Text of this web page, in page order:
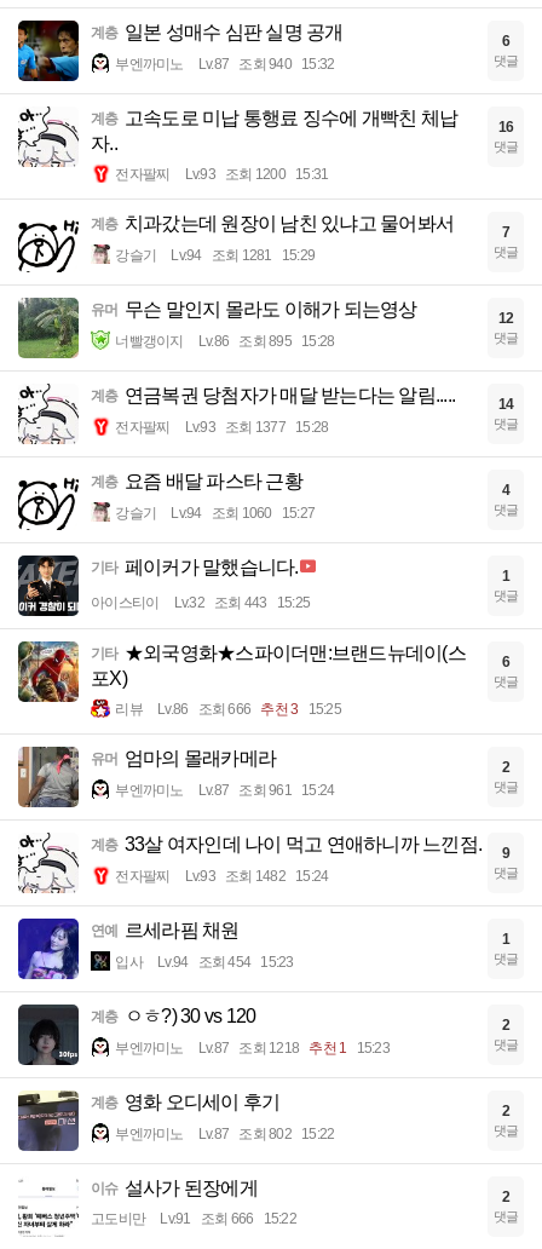
계층 일본 성매수 심판 실명 공개
부엔까미노 Lv.87 조회 940 15:32
6
댓글
계층 고속도로 미납 통행료 징수에 개빡친 체납
자..
전자팔찌 Lv.93 조회 1200 15:31
16
댓글
계층 치과갔는데 원장이 남친 있냐고 물어봐서
강슬기 Lv.94 조회 1281 15:29
7
댓글
유머 무슨 말인지 몰라도 이해가 되는영상
너빨갱이지 Lv.86 조회 895 15:28
12
댓글
계층 연금복권 당첨자가 매달 받는다는 알림.....
전자팔찌 Lv.93 조회 1377 15:28
14
댓글
계층 요즘 배달 파스타 근황
강슬기 Lv.94 조회 1060 15:27
4
댓글
기타 페이커가 말했습니다.
아이스티이 Lv.32 조회 443 15:25
1
댓글
기타 ★외국영화★스파이더맨:브랜드뉴데이(스
포X)
리뷰 Lv.86 조회 666 추천 3 15:25
6
댓글
유머 엄마의 몰래카메라
부엔까미노 Lv.87 조회 961 15:24
2
댓글
계층 33살 여자인데 나이 먹고 연애하니까 느낀점.
전자팔찌 Lv.93 조회 1482 15:24
9
댓글
연예 르세라핌 채원
입사 Lv.94 조회 454 15:23
1
댓글
계층 ㅇㅎ?) 30 vs 120
부엔까미노 Lv.87 조회 1218 추천 1 15:23
2
댓글
계층 영화 오디세이 후기
부엔까미노 Lv.87 조회 802 15:22
2
댓글
이슈 설사가 된장에게
고도비만 Lv.91 조회 666 15:22
2
댓글